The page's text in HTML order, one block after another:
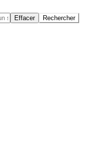
Effacer Rechercher